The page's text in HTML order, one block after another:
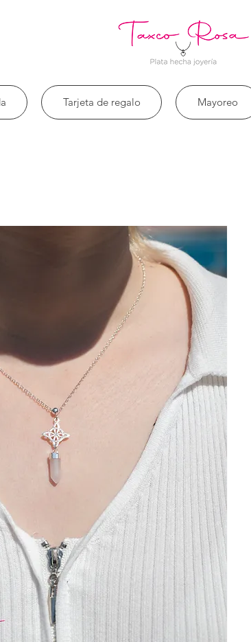
Tarjeta de regalo Mayoreo